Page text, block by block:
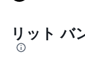
リット バ